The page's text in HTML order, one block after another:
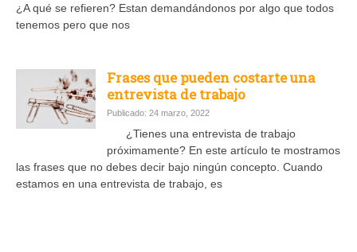
¿A qué se refieren? Estan demandándonos por algo que todos
tenemos pero que nos
Frases que pueden costarte una
entrevista de trabajo
Publicado: 24 marzo, 2022
¿Tienes una entrevista de trabajo
próximamente? En este artículo te mostramos
las frases que no debes decir bajo ningún concepto. Cuando
estamos en una entrevista de trabajo, es